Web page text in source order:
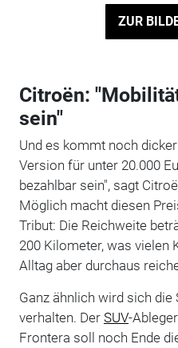
ZUR
Citroën:
sein"
Und es kommt noch
Version für unter 20.000
bezahlbar sein", sagt
Möglich macht diesen
Tribut: Die Reichweite
200 Kilometer, was vielen
Alltag aber durchaus
Ganz ähnlich wird sich
verhalten. Der SUV-
Frontera soll noch Ende